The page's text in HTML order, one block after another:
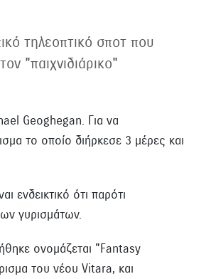
τηλεοπτικό σποτ που
"παιχνιδιάρικο"
Geoghegan. Για να
το οποίο διήρκεσε 3 μέρες και
ενδεικτικό ότι παρότι
γυρισμάτων.
ονομάζεται "Fantasy
του νέου Vitara, και